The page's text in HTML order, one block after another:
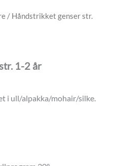
/ Håndstrikket genser str.
1-2 år
i ull/alpakka/mohair/silke.